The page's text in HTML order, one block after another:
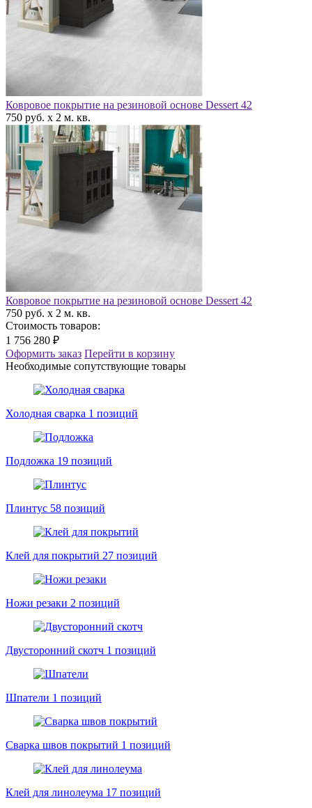
Ковровое покрытие на резиновой основе Dessert 42
750 руб. x 2 м. кв.
Ковровое покрытие на резиновой основе Dessert 42
750 руб. x 2 м. кв.
Стоимость товаров:
1 756 280 ₽
Оформить заказ Перейти в корзину
Необходимые сопутствующие товары
Холодная сварка 1 позиций
Подложка 19 позиций
Плинтус 58 позиций
Клей для покрытий 27 позиций
Ножи резаки 2 позиций
Двусторонний скотч 1 позиций
Шпатели 1 позиций
Сварка швов покрытий 1 позиций
Клей для линолеума 17 позиций